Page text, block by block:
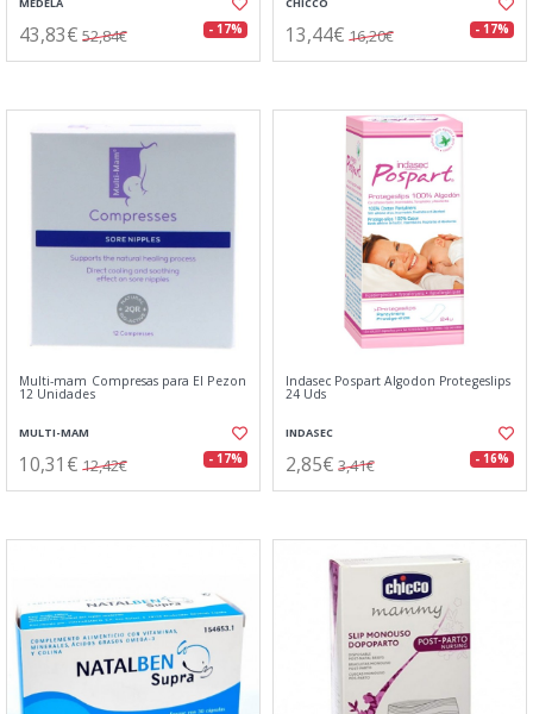
43,83€ 52,84€ - 17% 13,44€ 16,20€ - 17%
Multi-mam Compresas para El Pezon
12 Unidades
MULTI-MAM
10,31€ 12,42€ - 17%
Indasec Pospart Algodon Protegeslips
24 Uds
INDASEC
2,85€ 3,41€ - 16%